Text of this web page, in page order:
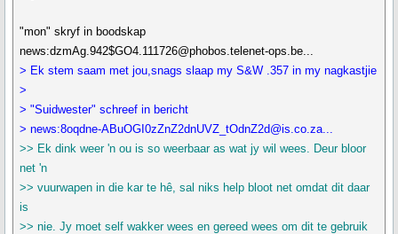
"mon" skryf in boodskap
news:dzmAg.942$GO4.111726@phobos.telenet-ops.be...
> Ek stem saam met jou,snags slaap my S&W .357 in my nagkastjie
>
> "Suidwester" schreef in bericht
> news:8oqdne-ABuOGI0zZnZ2dnUVZ_tOdnZ2d@is.co.za...
>> Ek dink weer 'n ou is so weerbaar as wat jy wil wees. Deur bloor
net 'n
>> vuurwapen in die kar te hê, sal niks help bloot net omdat dit daar
is
>> nie. Jy moet self wakker wees en gereed wees om dit te gebruik